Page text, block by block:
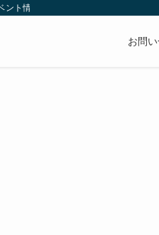
情報、グッズなど）や魅力をお伝
お問